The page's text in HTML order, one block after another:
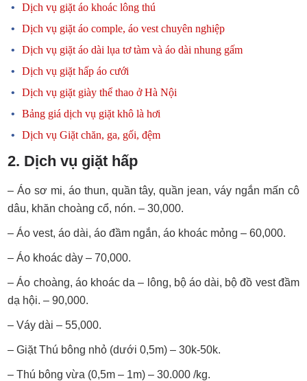
Dịch vụ giặt áo khoác lông thú
Dịch vụ giặt áo comple, áo vest chuyên nghiệp
Dịch vụ giặt áo dài lụa tơ tàm và áo dài nhung gấm
Dịch vụ giặt hấp áo cưới
Dịch vụ giặt giày thể thao ở Hà Nội
Bảng giá dịch vụ giặt khô là hơi
Dịch vụ Giặt chăn, ga, gối, đệm
2. Dịch vụ giặt hấp
– Áo sơ mi, áo thun, quần tây, quần jean, váy ngắn mấn cô
dâu, khăn choàng cổ, nón. – 30,000.
– Áo vest, áo dài, áo đầm ngắn, áo khoác mỏng – 60,000.
– Áo khoác dày – 70,000.
– Áo choàng, áo khoác da – lông, bộ áo dài, bộ đồ vest đầm
dạ hội. – 90,000.
– Váy dài – 55,000.
– Giặt Thú bông nhỏ (dưới 0,5m) – 30k-50k.
– Thú bông vừa (0,5m – 1m) – 30.000 /kg.